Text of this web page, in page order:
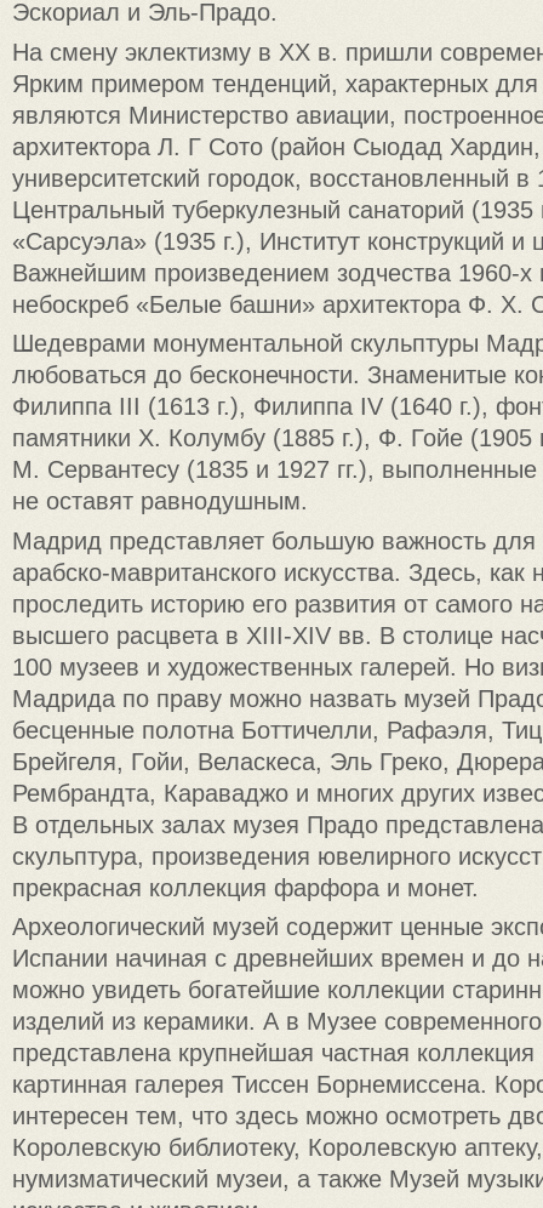
Эскориал и Эль-Прадо.
На смену эклектизму в XX в. пришли
Ярким примером тенденций, характерных для
являются Министерство авиации,
архитектора Л. Г Сото (район Сыодад
университетский городок, восстановленный в
Центральный туберкулезный санаторий (1935
«Сарсуэла» (1935 г.), Институт конструкций и
Важнейшим произведением зодчества 1960-х
небоскреб «Белые башни» архитектора Ф. X.
Шедеврами монументальной скульптуры
любоваться до бесконечности. Знаменитые
Филиппа III (1613 г.), Филиппа IV (1640 г.),
памятники X. Колумбу (1885 г.), Ф. Гойе (1905
М. Сервантесу (1835 и 1927 гг.), выполненные
не оставят равнодушным.
Мадрид представляет большую важность для
арабско-мавританского искусства. Здесь,
проследить историю его развития от самого
высшего расцвета в XIII-XIV вв. В столице
100 музеев и художественных галерей. Но
Мадрида по праву можно назвать музей
бесценные полотна Боттичелли, Рафаэля,
Брейгеля, Гойи, Веласкеса, Эль Греко,
Рембрандта, Караваджо и многих других
В отдельных залах музея Прадо
скульптура, произведения ювелирного
прекрасная коллекция фарфора и монет.
Археологический музей содержит ценные
Испании начиная с древнейших времен и до
можно увидеть богатейшие коллекции
изделий из керамики. А в Музее
представлена крупнейшая частная
картинная галерея Тиссен Борнемиссена.
интересен тем, что здесь можно осмотреть
Королевскую библиотеку, Королевскую
нумизматический музеи, а также Музей